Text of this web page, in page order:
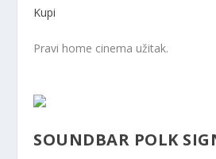
Kupi
Pravi home cinema užitak.
SOUNDBAR POLK